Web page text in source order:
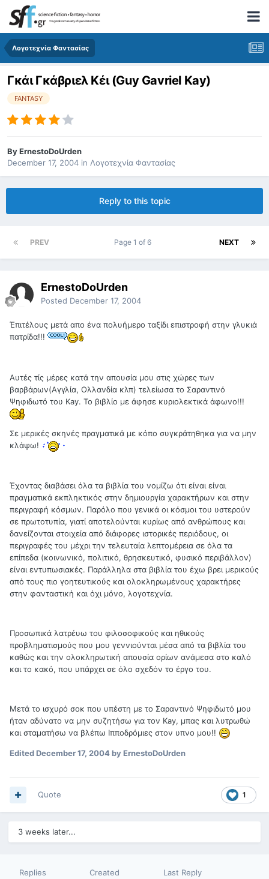
Λογοτεχνία Φαντασίας
Γκάι Γκάβριελ Κέι (Guy Gavriel Kay)
FANTASY
ByErnestoDoUrden
December 17, 2004 in Λογοτεχνία Φαντασίας
Reply to this topic
PREV NEXT
Page 1 of 6
ErnestoDoUrden
Posted December 17, 2004
Έπιτέλους μετά απο ένα πολυήμερο ταξίδι επιστροφή στην γλυκιά
πατρίδα!!!
Αυτές τίς μέρες κατά την απουσία μου στις χώρες των
βαρβάρων(Αγγλία, Ολλανδία κλπ) τελείωσα το Σαραντινό
Ψηφιδωτό του Kay. Το βιβλίο με άφησε κυριολεκτικά άφωνο!!!
Σε μερικές σκηνές πραγματικά με κόπο συγκράτηθηκα για να μην
κλάψω!
Έχοντας διαβάσει όλα τα βιβλία του νομίζω ότι είναι είναι
πραγματικά εκπληκτικός στην δημιουργία χαρακτήρων και στην
περιγραφή κόσμων. Παρόλο που γενικά οι κόσμοι του υστερούν
σε πρωτοτυπία, γιατί αποτελούνται κυρίως από ανθρώπους και
δανείζονται στοιχεία από διάφορες ιστορικές περιόδους, οι
περιγραφές του μέχρι την τελευταία λεπτομέρεια σε όλα τα
επίπεδα (κοινωνικό, πολιτικό, θρησκευτικό, φυσικό περιβάλλον)
είναι εντυπωσιακές. Παράλληλα στα βιβλία του έχω βρει μερικούς
από τους πιο γοητευτικούς και ολοκληρωμένους χαρακτήρες
στην φανταστική και όχι μόνο, λογοτεχνία.
Προσωπικά λατρέυω του φιλοσοφικούς και ηθικούς
προβληματισμούς που μου γεννιούνται μέσα από τα βιβλία του
καθώς και την ολοκληρωτική απουσία ορίων ανάμεσα στο καλό
και το κακό, που υπάρχει σε όλo σχεδόν το έργο του.
Μετά το ισχυρό σοκ που υπέστη με το Σαραντινό Ψηφιδωτό μου
ήταν αδύνατο να μην συζητήσω για τον Kay, μπας και λυτρωθώ
και σταματήσω να βλέπω Ιπποδρόμιες στον υπνο μου!!
EditedDecember 17, 2004by ErnestoDoUrden
1
Quote
3 weeks later...
Replies Created Last Reply